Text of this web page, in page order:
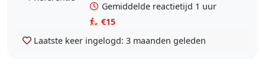
Gemiddelde reactietijd 1 uur
€15
Laatste keer ingelogd: 3 maanden geleden